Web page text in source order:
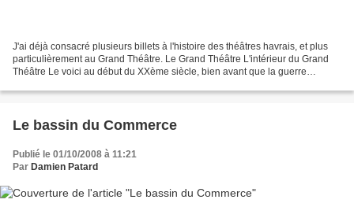
J'ai déjà consacré plusieurs billets à l'histoire des théâtres havrais, et plus
particulièrement au Grand Théâtre. Le Grand Théâtre L'intérieur du Grand
Théâtre Le voici au début du XXème siècle, bien avant que la guerre
Le bassin du Commerce
Publié le 01/10/2008 à 11:21
Par Damien Patard